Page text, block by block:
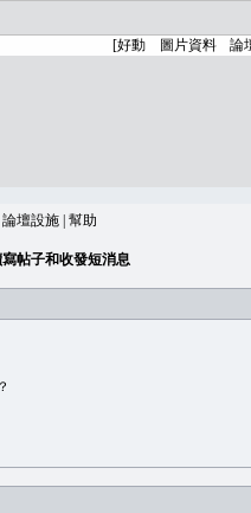
論壇設施 幫助
寫帖子和收發短消息